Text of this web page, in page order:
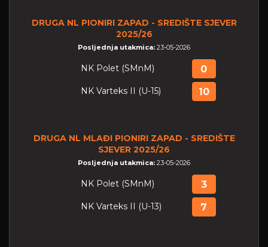
DRUGA NL PIONIRI ZAPAD - SREDIŠTE SJEVER
2025/26
Posljednja utakmica: 23-05-2026
NK Polet (SMnM) 0
NK Varteks II (U-15) 10
DRUGA NL MLAĐI PIONIRI ZAPAD - SREDIŠTE
SJEVER 2025/26
Posljednja utakmica: 23-05-2026
NK Polet (SMnM) 3
NK Varteks II (U-13) 7